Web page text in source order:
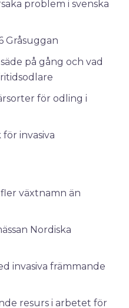
problem i svenska
Gråsuggan
på gång och vad
för odling i
invasiva
växtnamn än
Nordiska
invasiva främmande
resurs i arbetet för